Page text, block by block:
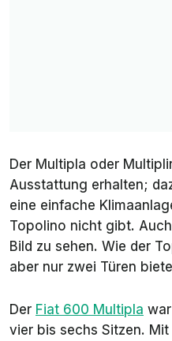
Der Multipla oder
Ausstattung erhalten;
eine einfache
Topolino nicht gibt.
Bild zu sehen. Wie der
aber nur zwei Türen
Der Fiat 600 Multipla
vier bis sechs Sitzen.